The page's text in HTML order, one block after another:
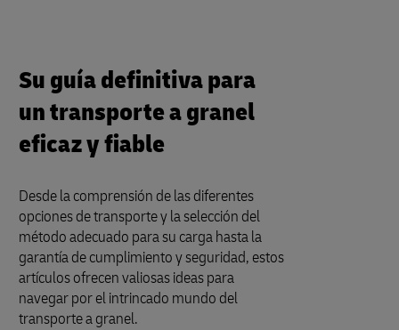
Su guía definitiva para
un transporte a granel
eficaz y fiable
Desde la comprensión de las diferentes
opciones de transporte y la selección del
método adecuado para su carga hasta la
garantía de cumplimiento y seguridad, estos
artículos ofrecen valiosas ideas para
navegar por el intrincado mundo del
transporte a granel.